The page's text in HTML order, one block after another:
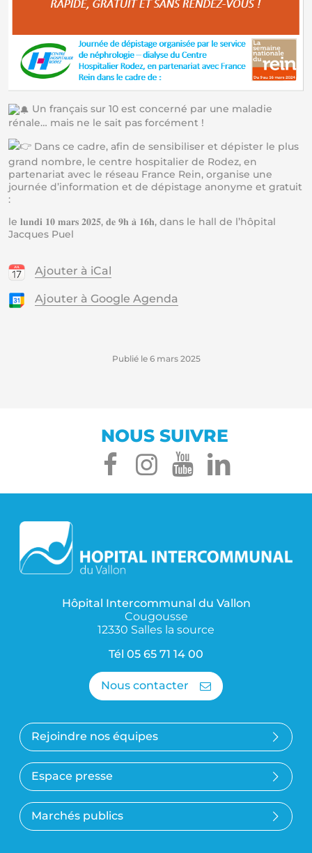
Un français sur 10 est concerné par une maladie
rénale… mais ne le sait pas forcément !
Dans ce cadre, afin de sensibiliser et dépister le plus
grand nombre, le centre hospitalier de Rodez, en
partenariat avec le réseau France Rein, organise une
journée d’information et de dépistage anonyme et gratuit
:
le 𝐥𝐮𝐧𝐝𝐢 𝟏𝟎 𝐦𝐚𝐫𝐬 𝟐𝟎𝟐𝟓, 𝐝𝐞 𝟗𝐡 𝐚̀ 𝟏𝟔𝐡, dans le hall de l’hôpital
Jacques Puel
Ajouter à iCal
Ajouter à Google Agenda
Publié le 6 mars 2025
NOUS SUIVRE
facebook
instagram
youtube
Hôpital Intercommunal du Vallon
Cougousse
12330 Salles la source
Tél 05 65 71 14 00
Nous contacter
Rejoindre nos équipes
Espace presse
Marchés publics